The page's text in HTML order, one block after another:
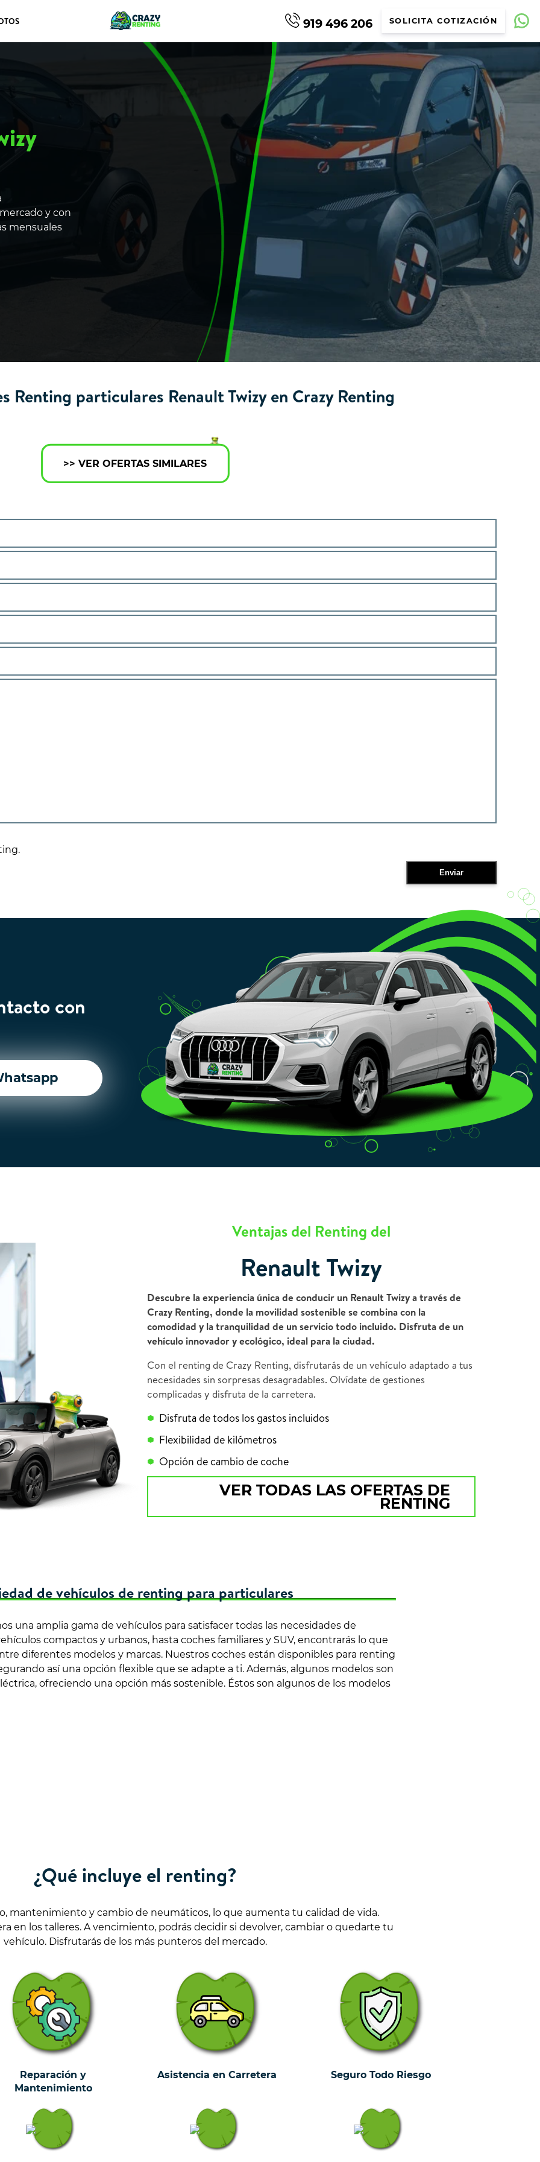
919 496 206 SOLICITA COTIZACIÓN
y con
mensuales
Renting particulares Renault Twizy en Crazy Renting
>> VER OFERTAS SIMILARES
con
Ventajas del Renting del
Renault Twizy
Descubre la experiencia única de conducir un Renault Twizy a través de
Crazy Renting, donde la movilidad sostenible se combina con la
comodidad y la tranquilidad de un servicio todo incluido. Disfruta de un
vehículo innovador y ecológico, ideal para la ciudad.
Con el renting de Crazy Renting, disfrutarás de un vehículo adaptado a tus
necesidades sin sorpresas desagradables. Olvídate de gestiones
complicadas y disfruta de la carretera.
Disfruta de todos los gastos incluidos
Flexibilidad de kilómetros
Opción de cambio de coche
VER TODAS LAS OFERTAS DE
RENTING
de vehículos de renting para particulares
una amplia gama de vehículos para satisfacer todas las necesidades de
compactos y urbanos, hasta coches familiares y SUV, encontrarás lo que
diferentes modelos y marcas. Nuestros coches están disponibles para renting
así una opción flexible que se adapte a ti. Además, algunos modelos son
ofreciendo una opción más sostenible. Éstos son algunos de los modelos
¿Qué incluye el renting?
mantenimiento y cambio de neumáticos, lo que aumenta tu calidad de vida.
en los talleres. A vencimiento, podrás decidir si devolver, cambiar o quedarte tu
vehículo. Disfrutarás de los más punteros del mercado.
Reparación y
Mantenimiento
Asistencia en Carretera Seguro Todo Riesgo